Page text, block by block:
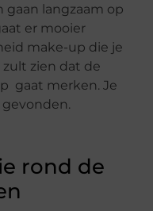
langzaam op
er mooier
make-up die je
zien dat de
gaat merken. Je
rond de